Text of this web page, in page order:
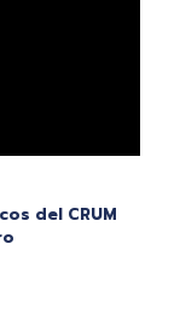
del CRUM